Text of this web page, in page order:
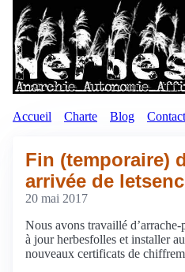
Accueil Charte Blog Contact
Fin (temporaire)
arrivée de
20 mai 2017
Nous avons travaillé
à jour herbesfolles et installer
nouveaux certificats de